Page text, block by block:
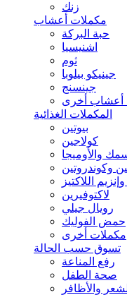
زنك
مكملات أعشاب
حبة البركة
اشنيسيا
ثوم
جينيكو بيلوبا
جينسنج
أعشاب أخرى
المكملات الغذائية
بيوتين
كولاجين
والأوميجا
وكوندروتين
اللاكتيز
لاكتوفيرين
رويال جيلي
حمض الفوليك
مكملات أخرى
تسوق حسب الحالة
رفع المناعة
صحة الطفل
والأظافر